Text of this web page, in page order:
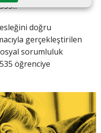
doğru
gerçekleştirilen
sorumluluk
öğrenciye